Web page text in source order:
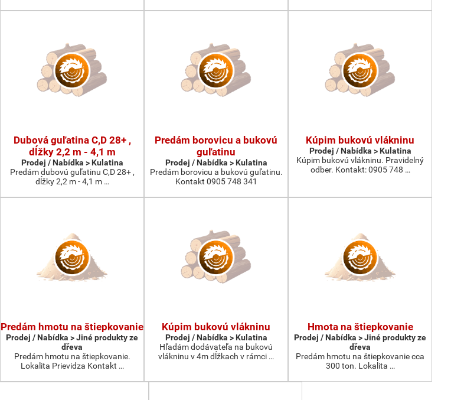
Dubová guľatina C,D 28+ ,
dĺžky 2,2 m - 4,1 m
Prodej / Nabídka > Kulatina
Predám dubovú guľatinu C,D 28+ ,
dĺžky 2,2 m - 4,1 m …
Predám borovicu a bukovú
guľatinu
Prodej / Nabídka > Kulatina
Predám borovicu a bukovú guľatinu.
Kontakt 0905 748 341
Kúpim bukovú vlákninu
Prodej / Nabídka > Kulatina
Kúpim bukovú vlákninu. Pravidelný
odber. Kontakt: 0905 748 …
Predám hmotu na štiepkovanie
Prodej / Nabídka > Jiné produkty ze
dřeva
Predám hmotu na štiepkovanie.
Lokalita Prievidza Kontakt …
Kúpim bukovú vlákninu
Prodej / Nabídka > Kulatina
Hľadám dodávateľa na bukovú
vlákninu v 4m dĺžkach v rámci …
Hmota na štiepkovanie
Prodej / Nabídka > Jiné produkty ze
dřeva
Predám hmotu na štiepkovanie cca
300 ton. Lokalita …